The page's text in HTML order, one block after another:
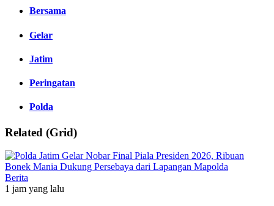
Bersama
Gelar
Jatim
Peringatan
Polda
Related (Grid)
Berita
1 jam yang lalu